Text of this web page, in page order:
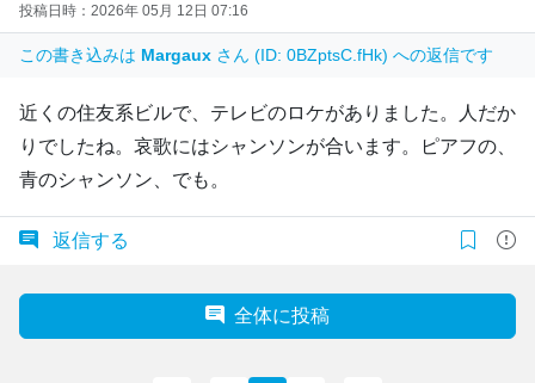
投稿日時：2026年 05月 12日 07:16
この書き込みは Margaux さん (ID: 0BZptsC.fHk) への返信です
近くの住友系ビルで、テレビのロケがありました。人だか
りでしたね。哀歌にはシャンソンが合います。ピアフの、
青のシャンソン、でも。
返信する
全体に投稿